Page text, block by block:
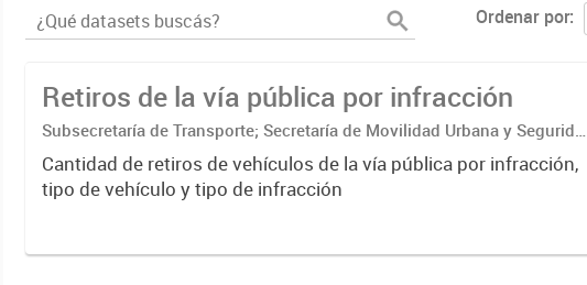
Ordenar por
Retiros de la vía pública por infracción
Subsecretaría de Transporte; Secretaría de Movilidad Urbana y Seguridad
ciudadana
Cantidad de retiros de vehículos de la vía pública por infracción,
tipo de vehículo y tipo de infracción